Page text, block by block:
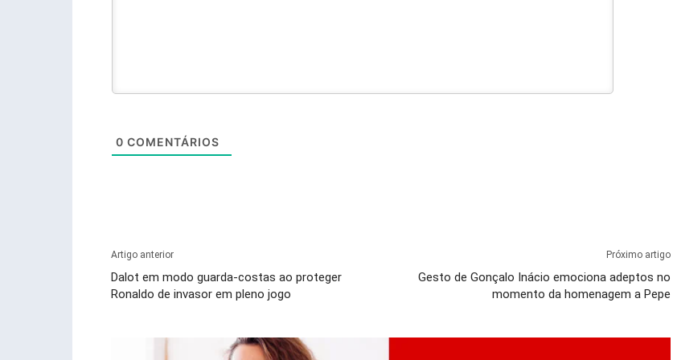
0 COMENTÁRIOS
Artigo anterior
Dalot em modo guarda-costas ao proteger
Ronaldo de invasor em pleno jogo
Próximo artigo
Gesto de Gonçalo Inácio emociona adeptos no
momento da homenagem a Pepe